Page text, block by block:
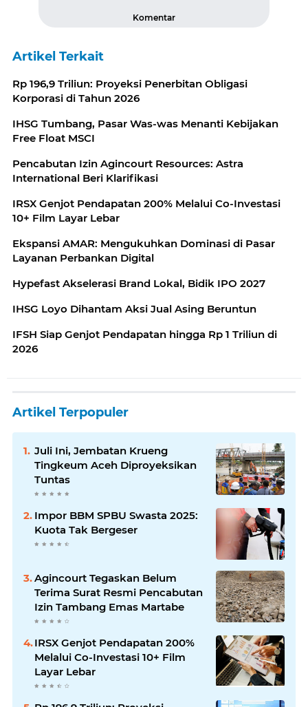
Komentar
Artikel Terkait
Rp 196,9 Triliun: Proyeksi Penerbitan Obligasi
Korporasi di Tahun 2026
IHSG Tumbang, Pasar Was-was Menanti Kebijakan
Free Float MSCI
Pencabutan Izin Agincourt Resources: Astra
International Beri Klarifikasi
IRSX Genjot Pendapatan 200% Melalui Co-Investasi
10+ Film Layar Lebar
Ekspansi AMAR: Mengukuhkan Dominasi di Pasar
Layanan Perbankan Digital
Hypefast Akselerasi Brand Lokal, Bidik IPO 2027
IHSG Loyo Dihantam Aksi Jual Asing Beruntun
IFSH Siap Genjot Pendapatan hingga Rp 1 Triliun di
2026
Artikel Terpopuler
Juli Ini, Jembatan Krueng
Tingkeum Aceh Diproyeksikan
Tuntas
Impor BBM SPBU Swasta 2025:
Kuota Tak Bergeser
Agincourt Tegaskan Belum
Terima Surat Resmi Pencabutan
Izin Tambang Emas Martabe
IRSX Genjot Pendapatan 200%
Melalui Co-Investasi 10+ Film
Layar Lebar